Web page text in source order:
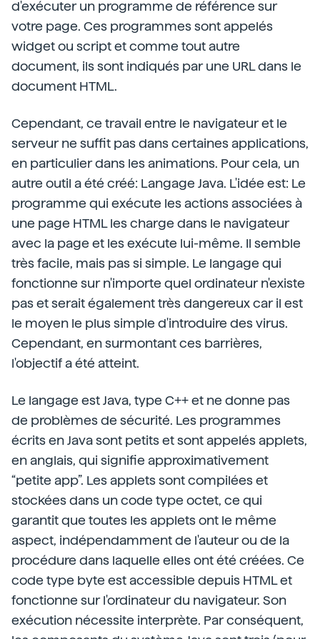
d'exécuter un programme de référence sur
votre page. Ces programmes sont appelés
widget ou script et comme tout autre
document, ils sont indiqués par une URL dans le
document HTML.
Cependant, ce travail entre le navigateur et le
serveur ne suffit pas dans certaines applications,
en particulier dans les animations. Pour cela, un
autre outil a été créé: Langage Java. L'idée est: Le
programme qui exécute les actions associées à
une page HTML les charge dans le navigateur
avec la page et les exécute lui-même. Il semble
très facile, mais pas si simple. Le langage qui
fonctionne sur n'importe quel ordinateur n'existe
pas et serait également très dangereux car il est
le moyen le plus simple d'introduire des virus.
Cependant, en surmontant ces barrières,
l'objectif a été atteint.
Le langage est Java, type C++ et ne donne pas
de problèmes de sécurité. Les programmes
écrits en Java sont petits et sont appelés applets,
en anglais, qui signifie approximativement
“petite app”. Les applets sont compilées et
stockées dans un code type octet, ce qui
garantit que toutes les applets ont le même
aspect, indépendamment de l'auteur ou de la
procédure dans laquelle elles ont été créées. Ce
code type byte est accessible depuis HTML et
fonctionne sur l'ordinateur du navigateur. Son
exécution nécessite interprète. Par conséquent,